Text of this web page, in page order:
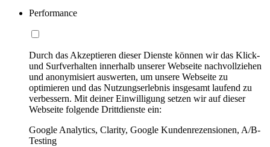
Performance
Durch das Akzeptieren dieser Dienste können wir das Klick-
und Surfverhalten innerhalb unserer Webseite nachvollziehen
und anonymisiert auswerten, um unsere Webseite zu
optimieren und das Nutzungserlebnis insgesamt laufend zu
verbessern. Mit deiner Einwilligung setzen wir auf dieser
Webseite folgende Drittdienste ein:
Google Analytics, Clarity, Google Kundenrezensionen, A/B-
Testing